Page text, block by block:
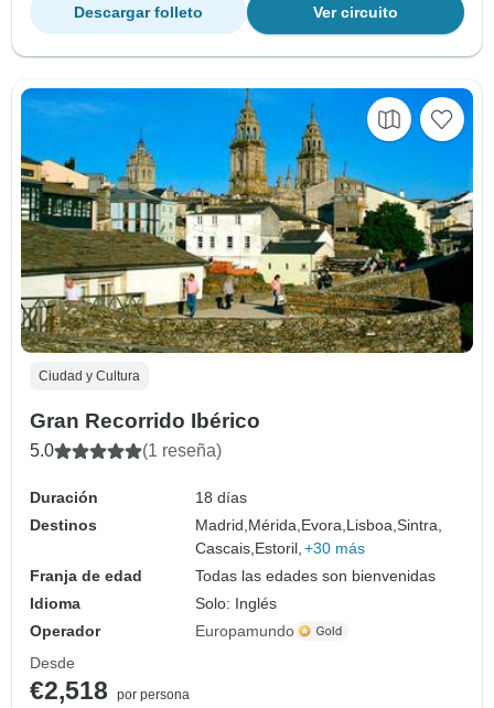
Ver circuito
Descargar folleto
Ciudad y Cultura
Gran Recorrido Ibérico
5.0 (1 reseña)
Duración
18 días
Destinos
Madrid, Mérida, Evora, Lisboa,Sintra,
Cascais, Estoril, +30 más
Franja de edad
Todas las edades son bienvenidas
Idioma
Solo: Inglés
Operador
Europamundo
Desde
€2,518
por persona